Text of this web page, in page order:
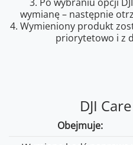
wymianę – następnie
4. Wymieniony produkt
priorytetowo i z
DJI
Obejmuje: